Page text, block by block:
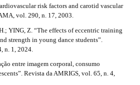
risk factors and carotid vascular
vol. 290, n. 17, 2003.
YING, Z. “The effects of eccentric training
strength in young dance students”.
n. 1, 2024.
entre imagem corporal, consumo
Revista da AMRIGS, vol. 65, n. 4,